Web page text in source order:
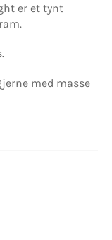
er et tynt
med masse